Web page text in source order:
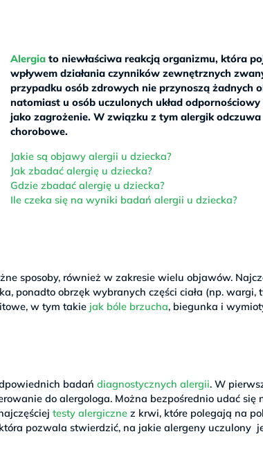
Alergia to niewłaściwa reakcją organizmu, która
wpływem działania czynników zewnętrznych
przypadku osób zdrowych nie przynoszą żadnych
natomiast u osób uczulonych układ
jako zagrożenie. W związku z tym alergik
chorobowe.
Jakie są objawy alergii u dziecka?
Jak zbadać alergię u dziecka?
Gdzie zbadać alergię u dziecka?
Ile czeka się na wyniki badań alergii u dziecka?
sposoby, również w zakresie wielu objawów.
ponadto obrzęk wybranych części ciała (np. wargi,
w tym takie jak bóle brzucha, biegunka i
badańdiagnostycznych alergii. W
do alergologa. Można bezpośrednio udać
testy alergiczne z krwi, które polegają na
pozwala stwierdzić, na jakie alergeny uczulony